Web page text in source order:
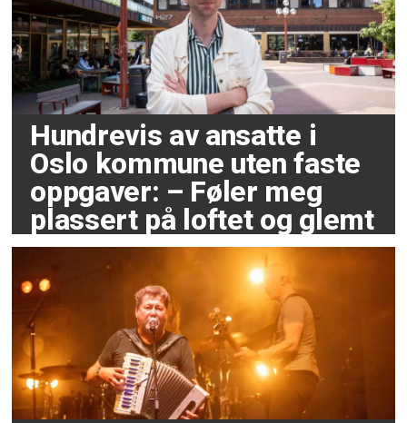
Hundrevis av ansatte i
Oslo kommune uten faste
oppgaver: – Føler meg
plassert på loftet og glemt